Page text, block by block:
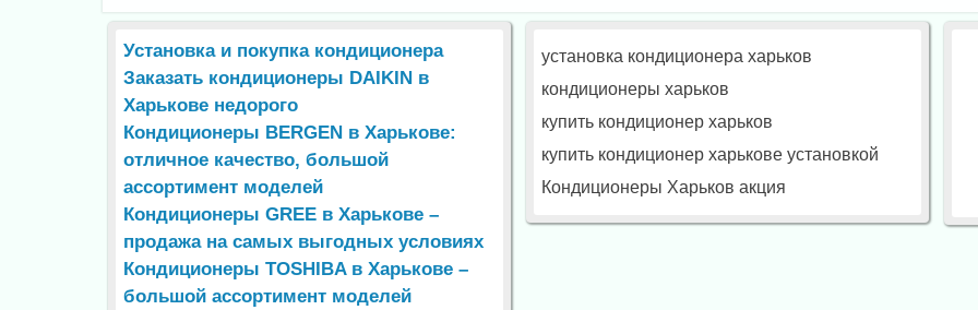
Установка и покупка кондиционера
Заказать кондиционеры DAIKIN в
Харькове недорого
Кондиционеры BERGEN в Харькове:
отличное качество, большой
ассортимент моделей
Кондиционеры GREE в Харькове –
продажа на самых выгодных условиях
Кондиционеры TOSHIBA в Харькове –
большой ассортимент моделей
установка кондиционера харьков
кондиционеры харьков
купить кондиционер харьков
купить кондиционер харькове установкой
Кондиционеры Харьков акция